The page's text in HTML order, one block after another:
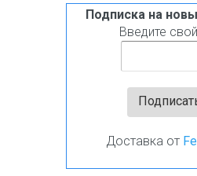
Подписка на
Введите
Доставка от